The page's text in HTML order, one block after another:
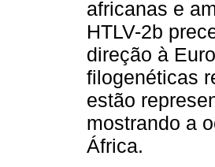
africanas e
HTLV-2b
direção à
filogenéticas
estão
mostrando a
África.